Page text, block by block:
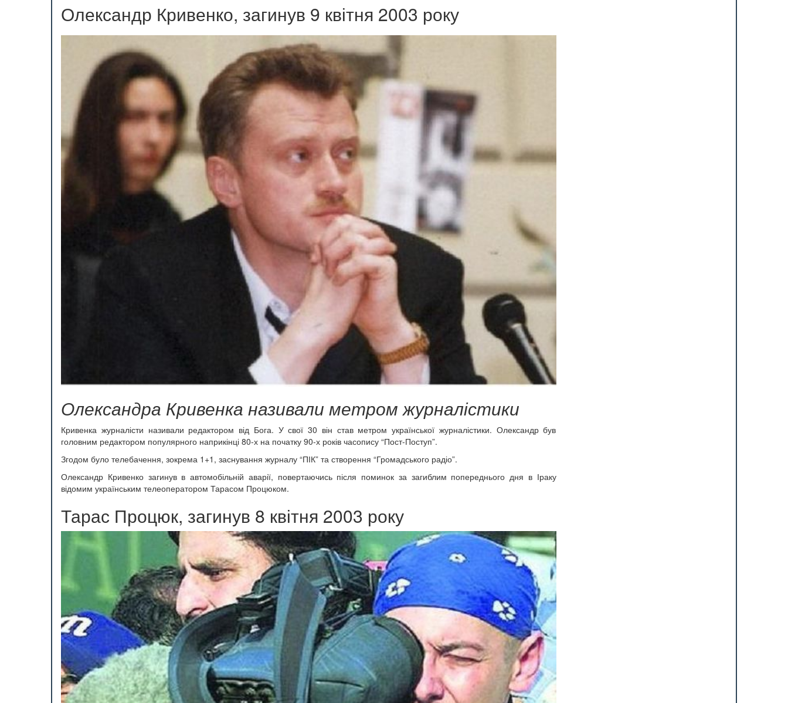
Олександр Кривенко, загинув 9 квітня 2003 року
Олександра Кривенка називали метром журналістики
Кривенка журналісти називали редактором від Бога. У свої 30 він став метром української журналістики. Олександр був
головним редактором популярного наприкінці 80-х на початку 90-х років часопису “Пост-Поступ”.
Згодом було телебачення, зокрема 1+1, заснування журналу “ПІК” та створення “Громадського радіо”.
Олександр Кривенко загинув в автомобільній аварії, повертаючись після поминок за загиблим попереднього дня в Іраку
відомим українським телеоператором Тарасом Процюком.
Тарас Процюк, загинув 8 квітня 2003 року